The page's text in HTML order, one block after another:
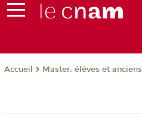
Accueil Master: élèves et anciens